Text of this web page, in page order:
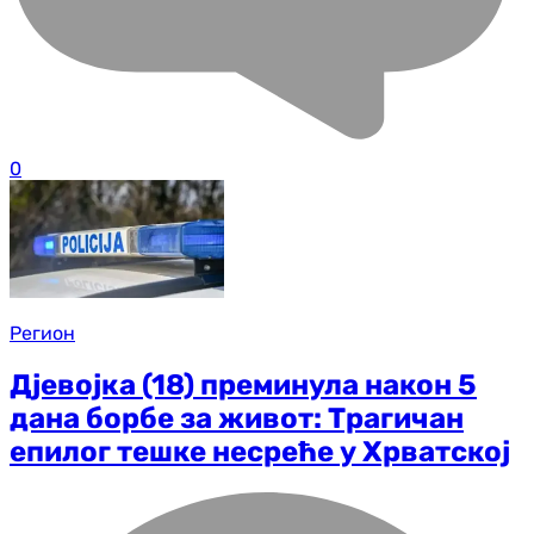
0
Регион
Дјевојка (18) преминула након 5
дана борбе за живот: Трагичан
епилог тешке несреће у Хрватској